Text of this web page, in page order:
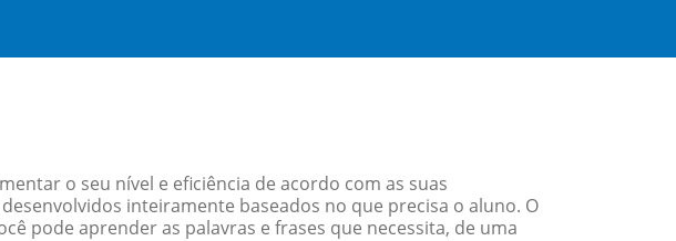
o seu nível e eficiência de acordo com as suas
inteiramente baseados no que precisa o aluno. O
pode aprender as palavras e frases que necessita, de uma